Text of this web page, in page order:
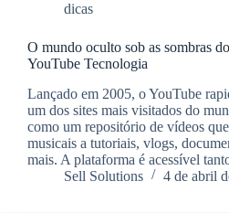
dicas
O mundo oculto sob as sombras
YouTube Tecnologia
Lançado em 2005, o YouTube
um dos sites mais visitados do
como um repositório de vídeos
musicais a tutoriais, vlogs,
mais. A plataforma é acessível
Sell Solutions
4 de abril